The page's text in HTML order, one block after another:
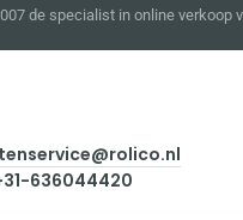
de specialist in online verkoop
636044420